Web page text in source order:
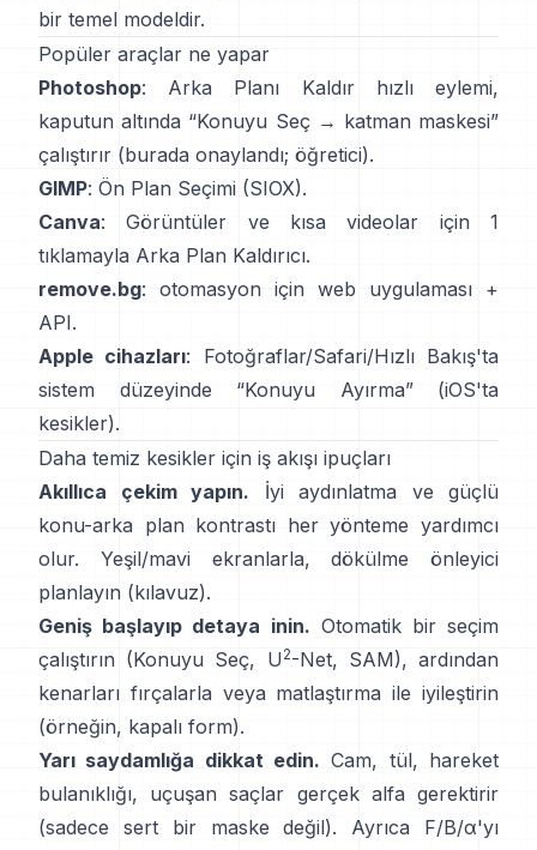
bir temel modeldir.
Popüler araçlar ne yapar
Photoshop: Arka Planı Kaldırhızlı eylemi,
kaputun altında “Konuyu Seç → katman maskesi”
çalıştırır (burada onaylandı; öğretici).
GIMP: Ön Plan Seçimi (SIOX).
Canva: Görüntüler ve kısa videolar için 1
tıklamayla Arka Plan Kaldırıcı.
remove.bg: otomasyon için web uygulaması +
API.
Apple cihazları: Fotoğraflar/Safari/Hızlı Bakış'ta
sistem düzeyinde “Konuyu Ayırma” (iOS'ta
kesikler).
Daha temiz kesikler için iş akışı ipuçları
Akıllıca çekim yapın. İyi aydınlatma ve güçlü
konu-arka plan kontrastı her yönteme yardımcı
olur. Yeşil/mavi ekranlarla,
dökülme önleyici
planlayın (kılavuz).
Geniş başlayıp detaya inin. Otomatik bir seçim
çalıştırın (Konuyu Seç, U 2-Net, SAM), ardından
kenarları fırçalarla veya matlaştırma ile iyileştirin
(örneğin, kapalı form).
Yarı saydamlığa dikkat edin. Cam, tül, hareket
bulanıklığı, uçuşan saçlar gerçek alfa gerektirir
(sadece sert bir maske değil). Ayrıca
F/B/α'yı